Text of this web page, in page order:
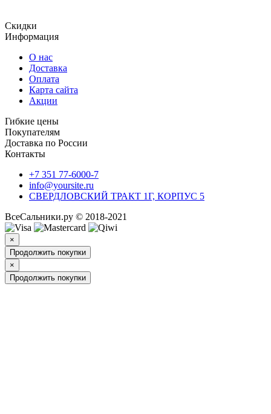
Скидки
Информация
О нас
Доставка
Оплата
Карта сайта
Акции
Гибкие цены
Покупателям
Доставка по России
Контакты
+7 351 77-6000-7
info@yoursite.ru
СВЕРДЛОВСКИЙ ТРАКТ 1Г, КОРПУС 5
ВсеСальники.ру © 2018-2021
×
Продолжить покупки
×
Продолжить покупки